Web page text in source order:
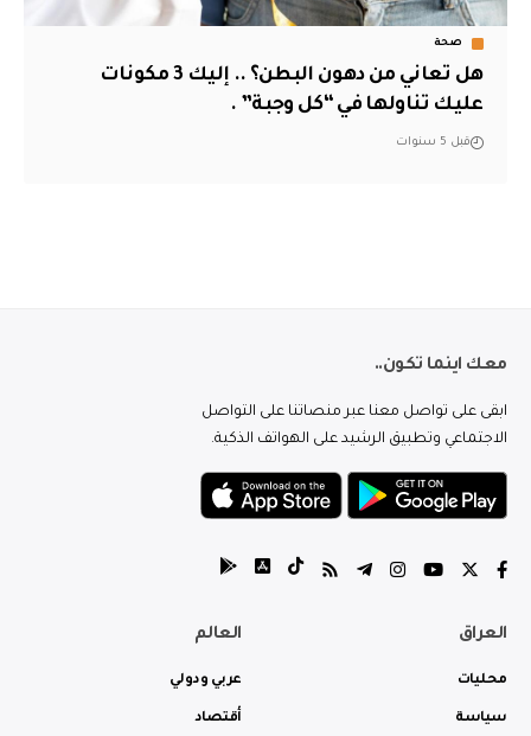
صحة
هل تعاني من دهون البطن؟ .. إليك 3 مكونات
عليك تناولها في “كل وجبة” .
قبل 5 سنوات
معك اينما تكون..
ابقى على تواصل معنا عبر منصاتنا على التواصل
الاجتماعي وتطبيق الرشيد على الهواتف الذكية.
العراق
محليات
سياسة
العالم
عربي ودولي
أقتصاد